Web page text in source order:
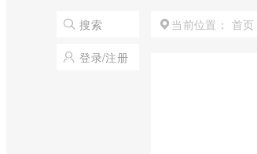
搜索
登录/注册
当前位置： 首页